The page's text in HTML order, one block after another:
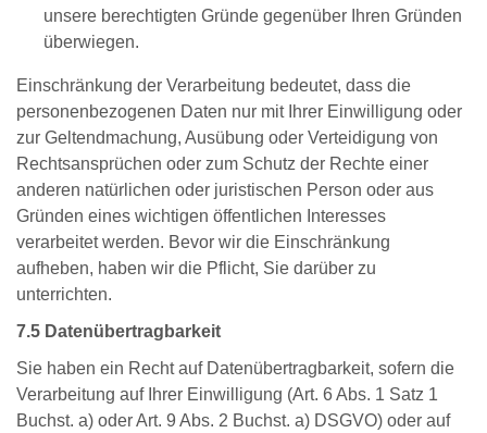
unsere berechtigten Gründe gegenüber Ihren Gründen
überwiegen.
Einschränkung der Verarbeitung bedeutet, dass die
personenbezogenen Daten nur mit Ihrer Einwilligung oder
zur Geltendmachung, Ausübung oder Verteidigung von
Rechtsan­sprüchen oder zum Schutz der Rechte einer
anderen natürlichen oder juristischen Person oder aus
Gründen eines wichtigen öffentlichen Interesses
verarbeitet werden. Bevor wir die Einschränkung
aufheben, haben wir die Pflicht, Sie darüber zu
unterrichten.
7.5 Datenübertragbarkeit
Sie haben ein Recht auf Datenübertragbarkeit, sofern die
Verarbeitung auf Ihrer Einwilligung (Art. 6 Abs. 1 Satz 1
Buchst. a) oder Art. 9 Abs. 2 Buchst. a) DSGVO) oder auf